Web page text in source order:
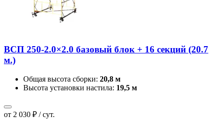
ВСП 250-2.0×2.0 базовый блок + 16 секций (20.7
м.)
Общая высота сборки: 20,8 м
Высота установки настила: 19,5 м
от 2 030 ₽ / сут.